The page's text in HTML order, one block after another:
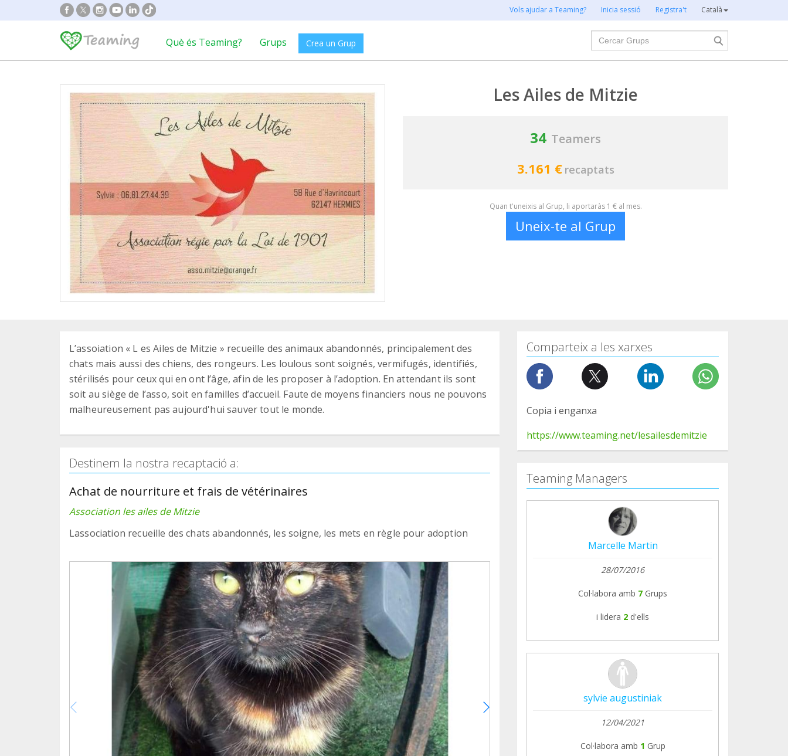
Vols ajudar a Teaming? Inicia sessió Registra't Català
Què és Teaming? Grups Crea un Grup
Cercar
Les Ailes de Mitzie
34 Teamers
3.161 € recaptats
Quan t'uneixis al Grup, li aportaràs 1 € al mes.
Uneix-te al Grup
L’assoiation « L es Ailes de Mitzie » recueille des animaux abandonnés, principalement des
chats mais aussi des chiens, des rongeurs. Les loulous sont soignés, vermifugés, identifiés,
stérilisés pour ceux qui en ont l’âge, afin de les proposer à l’adoption. En attendant ils sont
soit au siège de l’asso, soit en familles d’accueil. Faute de moyens financiers nous ne pouvons
malheureusement pas aujourd'hui sauver tout le monde.
Destinem la nostra recaptació a:
Achat de nourriture et frais de vétérinaires
Association les ailes de Mitzie
Lassociation recueille des chats abandonnés, les soigne, les mets en règle pour adoption
Comparteix a les xarxes
Copia i enganxa
https://www.teaming.net/lesailesdemitzie
Teaming Managers
Marcelle Martin
28/07/2016
Col·labora amb 7 Grups
i lidera 2 d'ells
sylvie augustiniak
12/04/2021
Col·labora amb 1 Grup